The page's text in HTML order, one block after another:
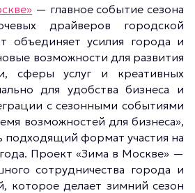
— главное событие сезона
драйверов городской
объединяет усилия города и
возможности для развития
сферы услуг и креативных
для удобства бизнеса и
с сезонными событиями
возможностей для бизнеса»,
подходящий формат участия на
Проект «Зима в Москве» —
сотрудничества города и
которое делает зимний сезон